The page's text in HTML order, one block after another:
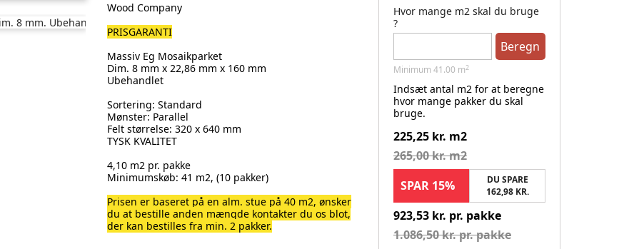
Wood Company
PRISGARANTI
Massiv Eg Mosaikparket
Dim. 8 mm x 22,86 mm x 160 mm
Ubehandlet
Sortering: Standard
Mønster: Parallel
Felt størrelse: 320 x 640 mm
TYSK KVALITET
4,10 m2 pr. pakke
Minimumskøb: 41 m2, (10 pakker)
Prisen er baseret på en alm. stue på 40 m2, ønsker
du at bestille anden mængde kontakter du os blot,
der kan bestilles fra min. 2 pakker.
Hvor mange m2 skal du bruge
?
Beregn
Minimum 41.00 m2
Indsæt antal m2 for at beregne
hvor mange pakker du skal
bruge.
225,25 kr. m2
265,00 kr. m2
SPAR 15%
DU SPARE
162,98 KR.
923,53 kr. pr. pakke
1.086,50 kr. pr. pakke